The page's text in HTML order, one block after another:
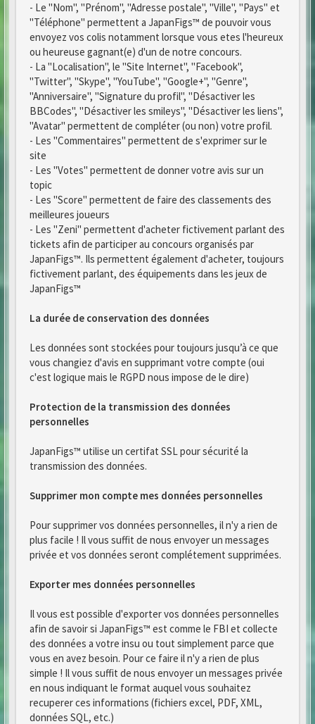
- Le "Nom", "Prénom", "Adresse postale", "Ville", "Pays" et
"Téléphone" permettent a JapanFigs™ de pouvoir vous
envoyez vos colis notamment lorsque vous etes l'heureux
ou heureuse gagnant(e) d'un de notre concours.
- La "Localisation", le "Site Internet", "Facebook",
"Twitter", "Skype", "YouTube", "Google+", "Genre",
"Anniversaire", "Signature du profil", "Désactiver les
BBCodes", "Désactiver les smileys", "Désactiver les liens",
"Avatar" permettent de compléter (ou non) votre profil.
- Les "Commentaires" permettent de s'exprimer sur le
site
- Les "Votes" permettent de donner votre avis sur un
topic
- Les "Score" permettent de faire des classements des
meilleures joueurs
- Les "Zeni" permettent d'acheter fictivement parlant des
tickets afin de participer au concours organisés par
JapanFigs™. Ils permettent également d'acheter, toujours
fictivement parlant, des équipements dans les jeux de
JapanFigs™
La durée de conservation des données
Les données sont stockées pour toujours jusqu’à ce que
vous changiez d'avis en supprimant votre compte (oui
c'est logique mais le RGPD nous impose de le dire)
Protection de la transmission des données
personnelles
JapanFigs™ utilise un certifat SSL pour sécurité la
transmission des données.
Supprimer mon compte mes données personnelles
Pour supprimer vos données personnelles, il n'y a rien de
plus facile ! Il vous suffit de nous envoyer un messages
privée et vos données seront complétement supprimées.
Exporter mes données personnelles
Il vous est possible d'exporter vos données personnelles
afin de savoir si JapanFigs™ est comme le FBI et collecte
des données a votre insu ou tout simplement parce que
vous en avez besoin. Pour ce faire il n'y a rien de plus
simple ! Il vous suffit de nous envoyer un messages privée
en nous indiquant le format auquel vous souhaitez
recuperer ces informations (fichiers excel, PDF, XML,
données SQL, etc.)